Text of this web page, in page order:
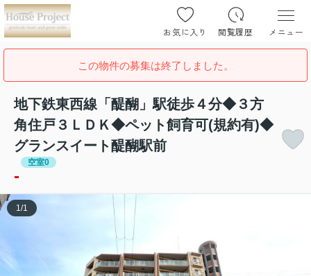
お気に入り 閲覧履歴 メニュー
この物件の募集は終了しました。
地下鉄東西線「醍醐」駅徒歩４分◆３方
角住戸３ＬＤＫ◆ペット飼育可(規約有)◆
グランスイート醍醐駅前
空室0
-
1 /1